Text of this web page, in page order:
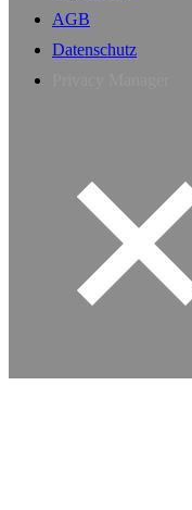
AGB
Datenschutz